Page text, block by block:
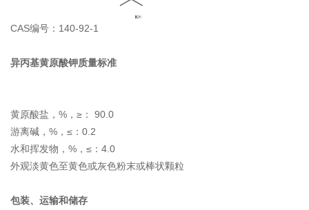
CAS编号：140-92-1
异丙基黄原酸钾质量标准
黄原酸盐，%，≥： 90.0
游离碱，%，≤：0.2
水和挥发物，%，≤：4.0
外观淡黄色至黄色或灰色粉末或棒状颗粒
包装、运输和储存